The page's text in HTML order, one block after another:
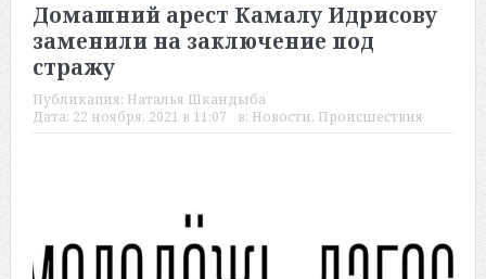
Домашний арест Камалу Идрисову
заменили на заключение под
стражу
Публикация: Наталья Шкандыба
Дата: 22 ноября, 2021 в 11:07 в: Новости, Происшествия